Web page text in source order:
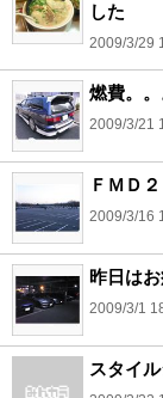
した
2009/3/29
燃費。。
2009/3/21
ＦＭＤ
2009/3/16
昨日は
2009/3/1
スタイル